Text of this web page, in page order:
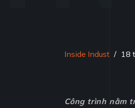
Inside Indust / 18
Công trình nằm